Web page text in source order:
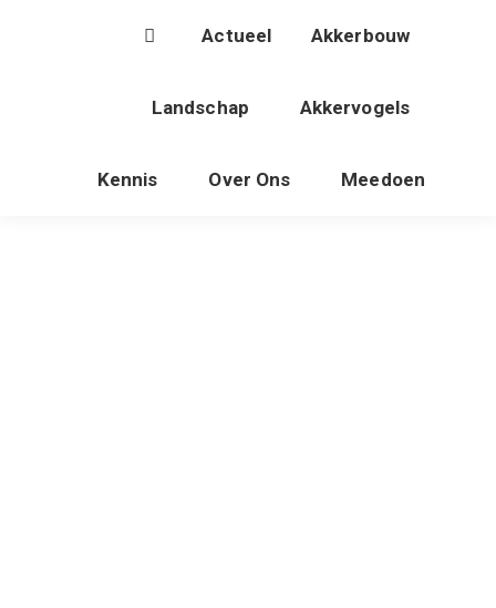
Actueel Akkerbouw
Landschap Akkervogels
Kennis Over Ons Meedoen